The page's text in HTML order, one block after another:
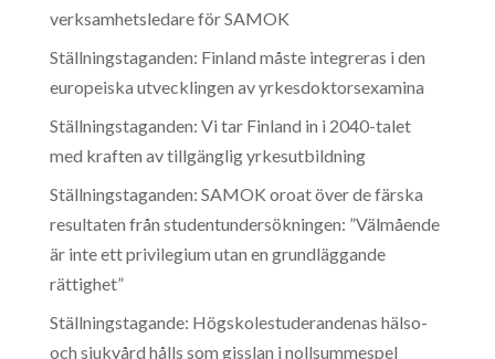
verksamhetsledare för SAMOK
Ställningstaganden: Finland måste integreras i den
europeiska utvecklingen av yrkesdoktorsexamina
Ställningstaganden: Vi tar Finland in i 2040-talet
med kraften av tillgänglig yrkesutbildning
Ställningstaganden: SAMOK oroat över de färska
resultaten från studentundersökningen: ”Välmående
är inte ett privilegium utan en grundläggande
rättighet”
Ställningstagande: Högskolestuderandenas hälso-
och sjukvård hålls som gisslan i nollsummespel